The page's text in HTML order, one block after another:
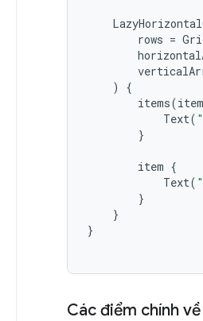
rows =
)
{
items(
Text(
}
item {
Text(
}
}
}
Các điểm chính